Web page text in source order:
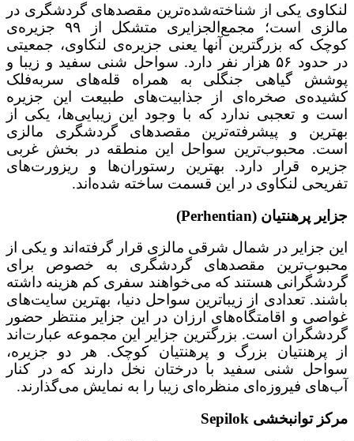
لنکاوی یکی از شناخته‌شده‌ترین مقصدهای گردشگری در
مالزی است؛ مجمع‌الجزایری متشکل از ۹۹ جزیره‌ی
کوچک که بزرگترین آنها یعنی جزیره‌ی لنکاوی، جمعیتی
در حدود ۵۶ هزار نفر دارد. سواحل شنی سفید و زیبا و
پوشش گیاهی جنگلی به همراه قله‌های سربه‌فلک
کشیده‌ی صخره‌ای از جذابیت‌های طبیعت این جزیره
است و تعجبی ندارد که با وجود این زیبایی‌ها، یکی از
بهترین و پیشرفته‌ترین مقصدهای گردشگری مالزی
است. محبوب‌ترین سواحل این منطقه در بخش غربی
جزیره قرار دارد. بهترین رستوران‌ها و ریزورت‌های
تفریحی لنکاوی در این قسمت ساخته شده‌اند.
جزایر پرهنتیان (Perhentian)
این جزایر در شمال شرقی مالزی قرار گرفته‌اند و یکی از
محبوب‌ترین مقصدهای گردشگری به خصوص برای
گردشگرانی هستند که می‌خواهند سفری کم‌ هزینه داشته
باشند. تعدادی از زیباترین سواحل دنیا، بهترین سایت‌های
غواصی و اقامتگاه‌های ارزان در این جزایر منتظر حضور
گردشگران است. بزرگترین جزایر این مجموعه عبارت‌اند
از پرهنتیان بزرگ و پرهنتیان کوچک. هر دو جزیره،
سواحل شنی سفید با درختان نخل دارند که در کنار
آب‌های فیروزه‌ای منظره‌ای زیبا را به نمایش می‌گذارند.
مرکز توانبخشی Sepilok